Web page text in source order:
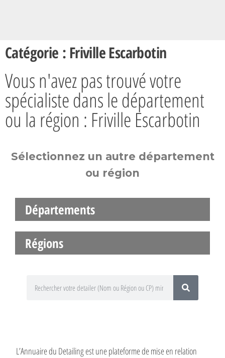
Catégorie : Friville Escarbotin
Vous n'avez pas trouvé votre
spécialiste dans le département
ou la région : Friville Escarbotin
Sélectionnez un autre département
ou région
Départements
Régions
L’Annuaire du Detailing est une plateforme de mise en relation